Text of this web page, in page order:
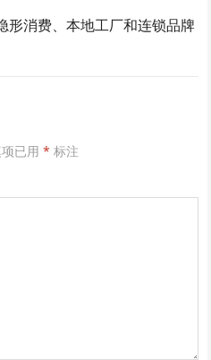
形消费、本地工厂和连锁品牌
项已用* 标注